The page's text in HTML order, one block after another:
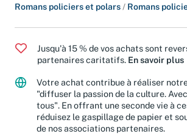
Romans policiers et polars / Romans
Jusqu'à 15 % de vos achats sont
partenaires caritatifs. En savoir plus
Votre achat contribue à réaliser
"diffuser la passion de la culture.
tous". En offrant une seconde vie à
réduisez le gaspillage de papier et
de nos associations partenaires.